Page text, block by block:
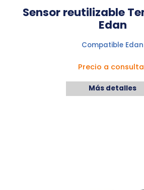
Sensor reutilizable
Edan
Compatible Edan
Precio a
Más detalles